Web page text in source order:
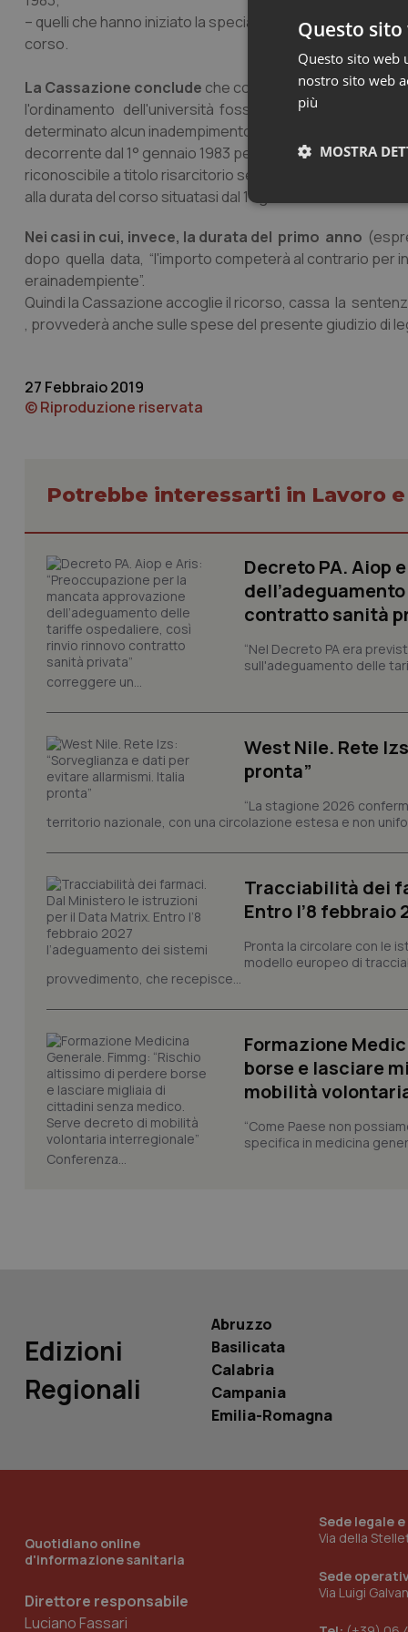
– quelli che hanno iniziato la specializzazione dopo il 1°
corso.
La Cassazione conclude che con riferimento ai corsi di
l'ordinamento dell'università fossero iniziati prima del 1°
determinato alcun inadempimento e non può dar luogo
decorrente dal 1° gennaio 1983 perché l'inadempimento
riconoscibile a titolo risarcitorio secondo la consolidata
alla durata del corso situatasi dal 1° gennaio1983”.
Nei casi in cui, invece, la durata del primo anno
dopo quella data, “l'importo competerà al contrario per
erainadempiente”.
Quindi la Cassazione accoglie il ricorso, cassa la
, provvederà anche sulle spese del presente giudizio di
27 Febbraio 2019
© Riproduzione riservata
Potrebbe interessarti in Lavoro
Decreto PA. Aiop
contratto sanità
“Nel Decreto PA era
sull'adeguamento delle
correggere un...
West Nile. Rete
pronta”
“La stagione 2026
territorio nazionale, con una circolazione estesa e non
Tracciabilità dei
Entro l’8 febbraio
Pronta la circolare con le
modello europeo di
provvedimento, che recepisce...
Formazione
borse e lasciare
mobilità
“Come Paese non
specifica in medicina
Conferenza...
Edizioni
Regionali
Abruzzo
Basilicata
Calabria
Campania
Emilia-Romagna
Quotidiano online
d'informazione sanitaria
Direttore responsabile
Luciano Fassari
Sede legale
Via della
Sede
Via Luigi
Questo
Questo sito web
nostro sito web
più
MOSTRA
tracking-sites-
tracking-enable
tracking-sites-
session-id
_ga_KM60CM4NPH
Nome
_ga_0VMQEQKQ1N
VISITOR_INFO1_LIVE
__Secure-YNID